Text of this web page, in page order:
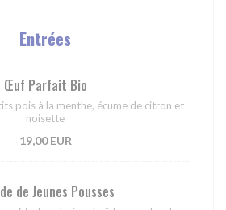
Entrées
Œuf Parfait Bio
pois à la menthe, écume de citron et
noisette
19,00 EUR
de Jeunes Pousses